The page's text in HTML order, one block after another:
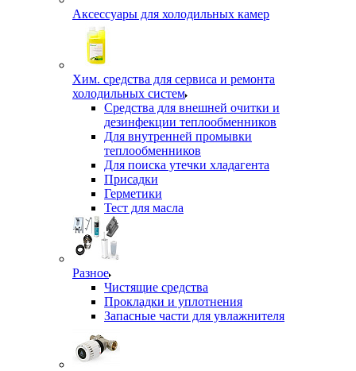
Аксессуары для холодильных камер
Хим. средства для сервиса и ремонта
холодильных систем
Средства для внешней очитки и
дезинфекции теплообменников
Для внутренней промывки
теплообменников
Для поиска утечки хладагента
Присадки
Герметики
Тест для масла
Разное
Чистящие средства
Прокладки и уплотнения
Запасные части для увлажнителя